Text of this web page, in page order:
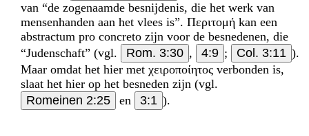
van “de zogenaamde besnijdenis, die het werk van
mensen­handen aan het vlees is”. Περιτομή kan een
abstractum pro concreto zijn voor de besnedenen, die
“Judenschaft” (vgl.
Rom. 3:30 , 4:9 ; Col. 3:11 ).
Maar omdat het hier met χειροποίητος verbonden is,
slaat het hier op het besneden zijn (vgl.
Romeinen 2:25
en 3:1 ).